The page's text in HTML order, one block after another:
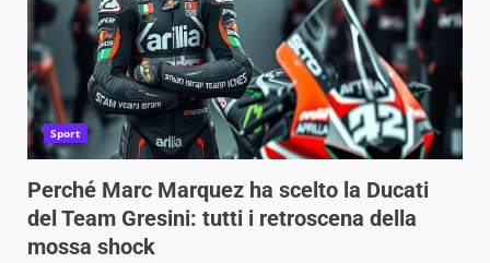
Sport
Perché Marc Marquez ha scelto la Ducati
del Team Gresini: tutti i retroscena della
mossa shock